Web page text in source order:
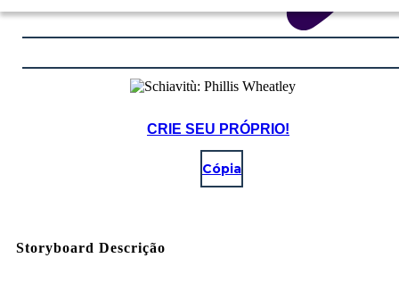
CRIE SEU PRÓPRIO!
Cópia
Storyboard Descrição